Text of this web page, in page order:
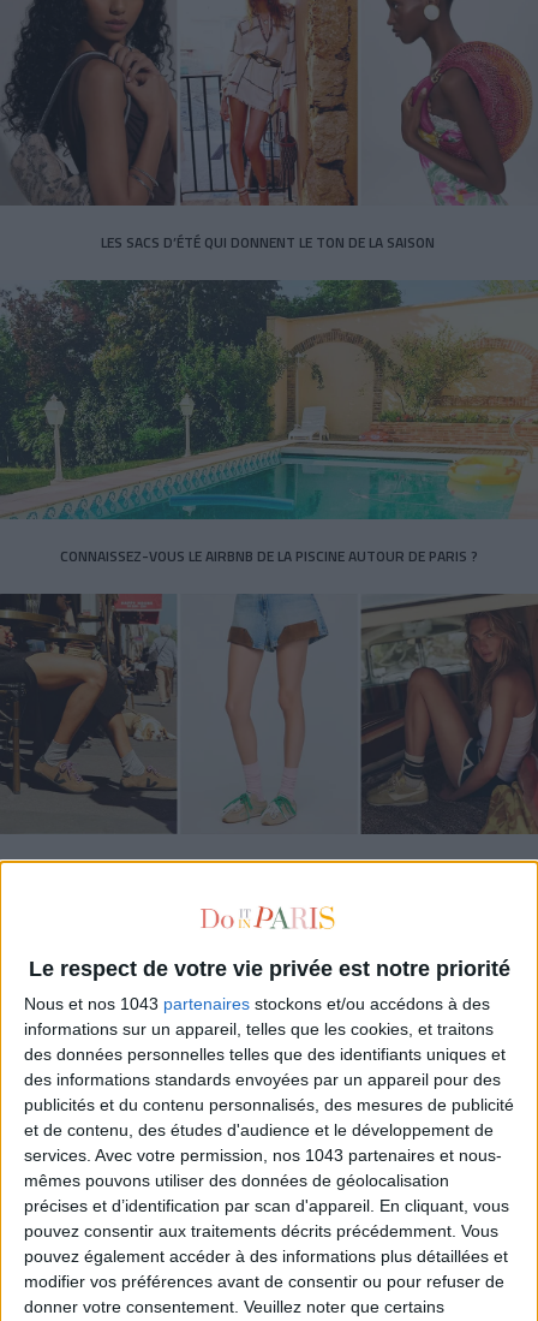
Le respect de votre vie privée est notre priorité
Nous et nos 1043 partenaires stockons et/ou accédons à des
informations sur un appareil, telles que les cookies, et traitons
des données personnelles telles que des identifiants uniques et
des informations standards envoyées par un appareil pour des
publicités et du contenu personnalisés, des mesures de publicité
et de contenu, des études d'audience et le développement de
services. Avec votre permission, nos 1043 partenaires et nous-
mêmes pouvons utiliser des données de géolocalisation
précises et d’identification par scan d'appareil. En cliquant, vous
pouvez consentir aux traitements décrits précédemment. Vous
pouvez également accéder à des informations plus détaillées et
modifier vos préférences avant de consentir ou pour refuser de
donner votre consentement. Veuillez noter que certains
LES SACS D’ÉTÉ QUI DONNENT LE TON DE LA SAISON
CONNAISSEZ-VOUS LE AIRBNB DE LA PISCINE AUTOUR DE PARIS ?
LES SNEAKERS STARS DE L’ÉTÉ
Inscrivez-vous à notre newsletter
S'INSCRIRE